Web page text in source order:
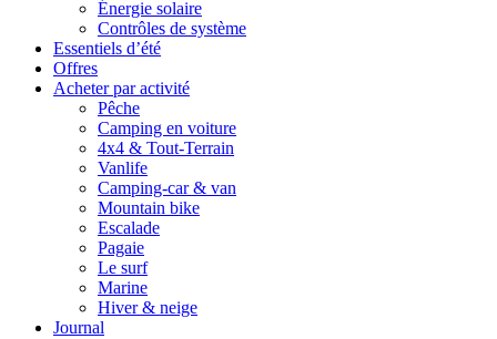
Énergie solaire
Contrôles de système
Essentiels d’été
Offres
Acheter par activité
Pêche
Camping en voiture
4x4 & Tout-Terrain
Vanlife
Camping-car & van
Mountain bike
Escalade
Pagaie
Le surf
Marine
Hiver & neige
Journal